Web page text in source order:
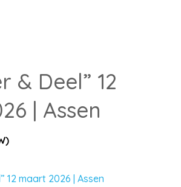
& Deel” 12
| Assen
12 maart 2026 | Assen